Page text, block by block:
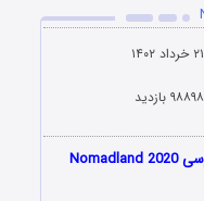
۲۱ خرداد ۱۴۰۲
۹۸۸۹۸ بازدید
دانلود فیلم سینمایی عشایر با دوبله فارسی Nomadland 2020